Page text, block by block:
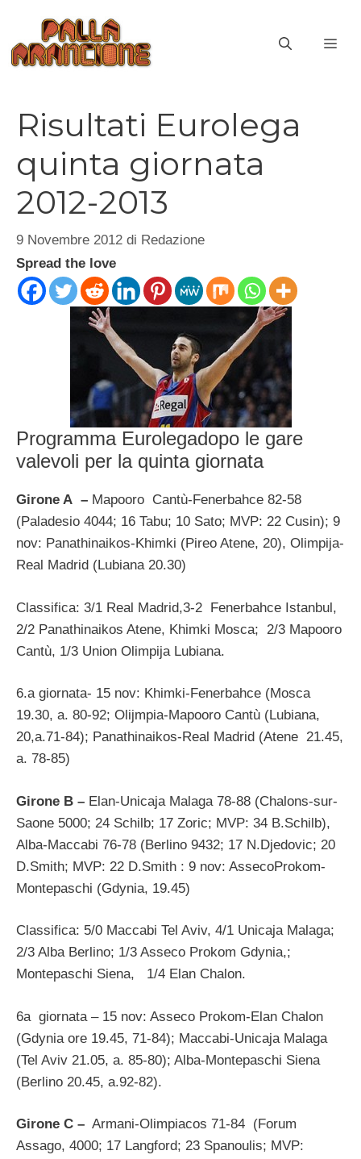
contenuto
Risultati Eurolega
quinta giornata
2012-2013
9 Novembre 2012 di Redazione
Spread the love
Programma Eurolegadopo le gare
valevoli per la quinta giornata
Girone A – Mapooro Cantù-Fenerbahce 82-58
(Paladesio 4044; 16 Tabu; 10 Sato; MVP: 22 Cusin); 9
nov: Panathinaikos-Khimki (Pireo Atene, 20), Olimpija-
Real Madrid (Lubiana 20.30)
Classifica: 3/1 Real Madrid,3-2 Fenerbahce Istanbul,
2/2 Panathinaikos Atene, Khimki Mosca; 2/3 Mapooro
Cantù, 1/3 Union Olimpija Lubiana.
6.a giornata- 15 nov: Khimki-Fenerbahce (Mosca
19.30, a. 80-92; Olijmpia-Mapooro Cantù (Lubiana,
20,a.71-84); Panathinaikos-Real Madrid (Atene 21.45,
a. 78-85)
Girone B – Elan-Unicaja Malaga 78-88 (Chalons-sur-
Saone 5000; 24 Schilb; 17 Zoric; MVP: 34 B.Schilb),
Alba-Maccabi 76-78 (Berlino 9432; 17 N.Djedovic; 20
D.Smith; MVP: 22 D.Smith : 9 nov: AssecoProkom-
Montepaschi (Gdynia, 19.45)
Classifica: 5/0 Maccabi Tel Aviv, 4/1 Unicaja Malaga;
2/3 Alba Berlino; 1/3 Asseco Prokom Gdynia,;
Montepaschi Siena, 1/4 Elan Chalon.
6a giornata – 15 nov: Asseco Prokom-Elan Chalon
(Gdynia ore 19.45, 71-84); Maccabi-Unicaja Malaga
(Tel Aviv 21.05, a. 85-80); Alba-Montepaschi Siena
(Berlino 20.45, a.92-82).
Girone C – Armani-Olimpiacos 71-84 (Forum
Assago, 4000; 17 Langford; 23 Spanoulis; MVP: